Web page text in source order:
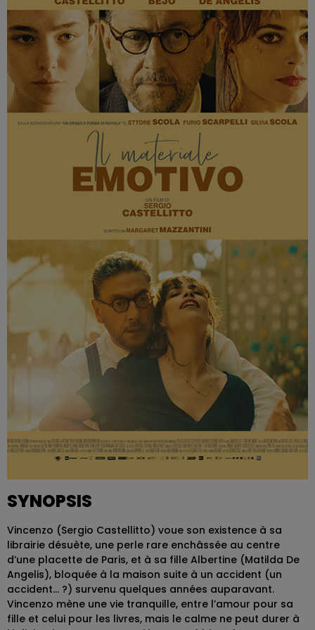
SYNOPSIS
Vincenzo (Sergio Castellitto) voue son existence à sa
librairie désuète, une perle rare enchâssée au centre
d’une placette de Paris, et à sa fille Albertine (Matilda De
Angelis), bloquée à la maison suite à un accident (un
accident… ?) survenu quelques années auparavant.
Vincenzo mène une vie tranquille, entre l’amour pour sa
fille et celui pour les livres, mais le calme ne peut durer à